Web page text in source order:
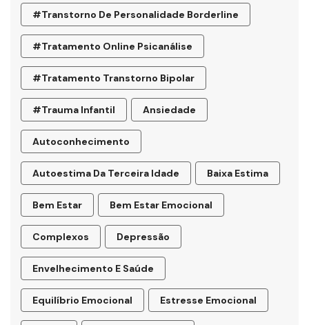
#Transtorno De Personalidade Borderline
#tratamento Online Psicanálise
#tratamento Transtorno Bipolar
#trauma Infantil Ansiedade
Autoconhecimento
Autoestima Da Terceira Idade Baixa Estima
Bem Estar Bem Estar Emocional
Complexos Depressão
Envelhecimento E Saúde
Equilíbrio Emocional Estresse Emocional